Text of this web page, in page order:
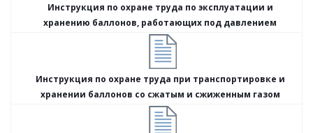
Инструкция по охране труда по эксплуатации и
хранению баллонов, работающих под давлением
Инструкция по охране труда при транспортировке и
хранении баллонов со сжатым и сжиженным газом